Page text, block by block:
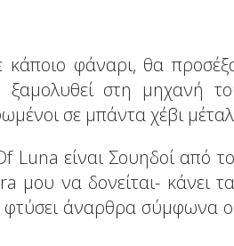
φάναρι, θα
στη μηχανή
σε μπάντα χέβι
είναι Σουηδοί από
μου να δονείται- κάνει
φτύσει άναρθρα σύμφωνα